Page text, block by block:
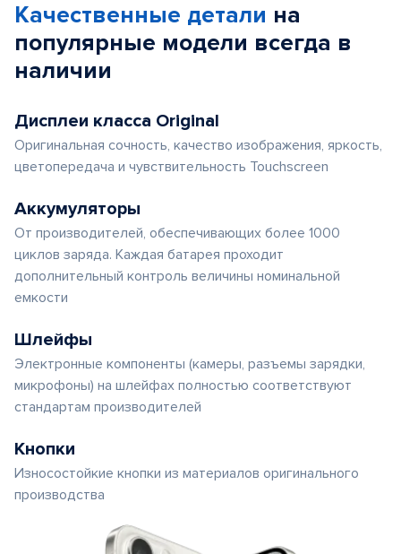
Качественные детали на
популярные модели всегда в
наличии
Дисплеи класса Original
Оригинальная сочность, качество изображения, яркость,
цветопередача и чувствительность Touchscreen
Аккумуляторы
От производителей, обеспечивающих более 1000
циклов заряда. Каждая батарея проходит
дополнительный контроль величины номинальной
емкости
Шлейфы
Электронные компоненты (камеры, разъемы зарядки,
микрофоны) на шлейфах полностью соответствуют
стандартам производителей
Кнопки
Износостойкие кнопки из материалов оригинального
производства